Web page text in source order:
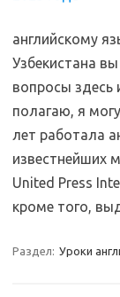
английскому
Узбекистана
вопросы здесь
полагаю, я
лет работала
известнейших
United Press
кроме того,
Раздел: Уроки